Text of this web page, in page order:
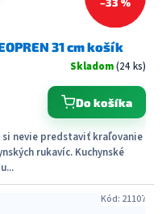
–33 %
31 cm košík
Skladom(24 ks)
Do košíka
si nevie predstaviť kraľovanie
rukavíc. Kuchynské
Kód: 21107